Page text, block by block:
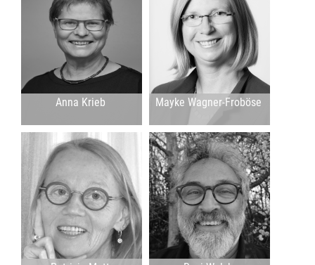
Anna Krieb Mayke Wagner-Froböse